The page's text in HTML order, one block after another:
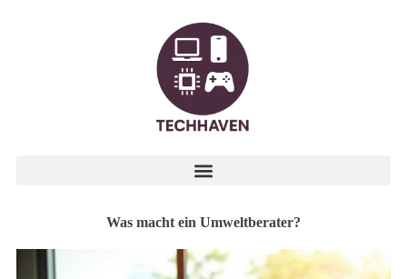
Was macht ein Umweltberater?